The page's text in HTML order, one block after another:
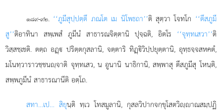
๑๘๙-๙๒. ‘‘ภูมีสุปฺปตฺตึ ภณโต เม นิโพธถา’’ติ สุตฺวา โจทโก ‘‘ตึสภูมี
สู’’ติอาทินา สพฺเพสํ ภูมีนํ สาธารณจิตฺตานิ ปุจฺฉติ, อิตโร ‘‘จุทฺทเสวา’’ติ
วิสฺสชฺเชติ. ตตฺถ อฏฺ ปริตฺตกุสลานิ, จตฺตาริ ทิฏฺิวิปฺปยุตฺตานิ, อุทฺธจฺจสหคตํ,
มโนทฺวาราวชฺชนฺจาติ จุทฺทเสว, น อูนานิ นาธิกานิ, สพฺพาสุ ตึสภูมีสุ โหนฺติ,
สพฺพภูมีนํ สาธารณานีติ อตฺโถ.
สทา…เป… สิยุนฺติ ทฺเว โทสมูลานิ, กุสลวิปากจกฺขุโสตวิฺาณสมฺปฏิ